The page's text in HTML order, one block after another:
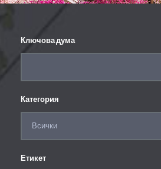
Ключова дума
Категория
Етикет